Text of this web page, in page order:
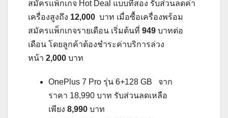
สมัครแพ็กเกจ Hot Deal แบบที่สอง รับส่วนลดค่า
เครื่องสูงถึง 12,000 บาท เมื่อซื้อเครื่องพร้อม
สมัครแพ็กเกจรายเดือน เริ่มต้นที่ 949 บาทต่อ
เดือน โดยลูกค้าต้องชำระค่าบริการล่วง
หน้า 2,000 บาท
OnePlus 7 Pro รุ่น 6+128 GB จาก
ราคา 18,990 บาท รับส่วนลดเหลือ
เพียง 8,990 บาท